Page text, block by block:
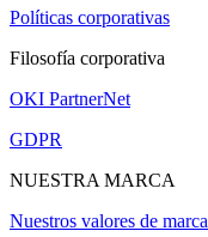
Políticas corporativas
Filosofía corporativa
OKI PartnerNet
GDPR
NUESTRA MARCA
Nuestros valores de marca